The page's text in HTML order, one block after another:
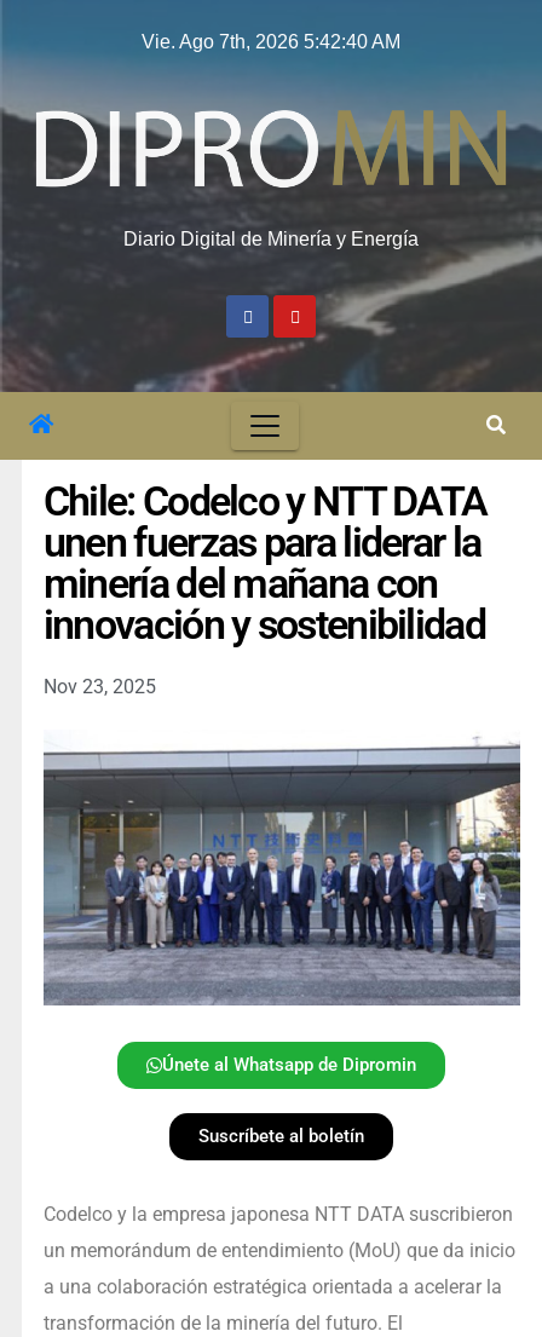
Vie. Ago 7th, 2026 5:42:41 AM
Diario Digital de Minería y Energía
Chile: Codelco y NTT DATA
unen fuerzas para liderar la
minería del mañana con
innovación y sostenibilidad
Nov 23, 2025
Únete al Whatsapp de Dipromin
Suscríbete al boletín
Codelco y la empresa japonesa NTT DATA suscribieron
un memorándum de entendimiento (MoU) que da inicio
a una colaboración estratégica orientada a acelerar la
transformación de la minería del futuro. El